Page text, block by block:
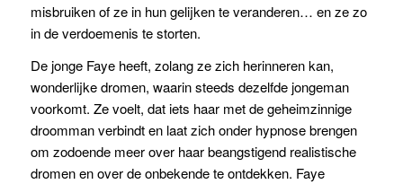
misbruiken of ze in hun gelijken te veranderen… en ze zo
in de verdoemenis te storten.
De jonge Faye heeft, zolang ze zich herinneren kan,
wonderlijke dromen, waarin steeds dezelfde jongeman
voorkomt. Ze voelt, dat iets haar met de geheimzinnige
droomman verbindt en laat zich onder hypnose brengen
om zodoende meer over haar beangstigend realistische
dromen en over de onbekende te ontdekken. Faye